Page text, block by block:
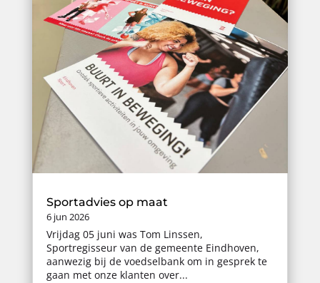
Sportadvies op maat
6 jun 2026
Vrijdag 05 juni was Tom Linssen,
Sportregisseur van de gemeente Eindhoven,
aanwezig bij de voedselbank om in gesprek te
gaan met onze klanten over...